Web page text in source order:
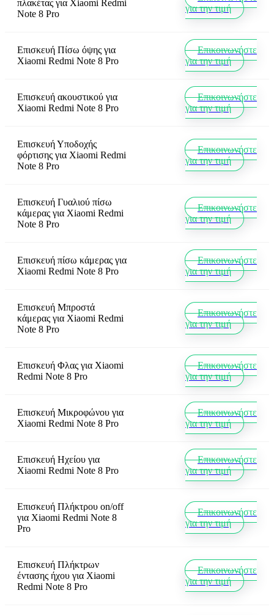
πλακέτας για Xiaomi Redmi
Note 8 Pro
για την τιμή
Επισκευή Πίσω όψης για
Xiaomi Redmi Note 8 Pro
Επικοινωνήστε
για την τιμή
Επισκευή ακουστικού για
Xiaomi Redmi Note 8 Pro
Επικοινωνήστε
για την τιμή
Επισκευή Υποδοχής
φόρτισης για Xiaomi Redmi
Note 8 Pro
Επικοινωνήστε
για την τιμή
Επισκευή Γυαλιού πίσω
κάμερας για Xiaomi Redmi
Note 8 Pro
Επικοινωνήστε
για την τιμή
Επισκευή πίσω κάμερας για
Xiaomi Redmi Note 8 Pro
Επικοινωνήστε
για την τιμή
Επισκευή Μπροστά
κάμερας για Xiaomi Redmi
Note 8 Pro
Επικοινωνήστε
για την τιμή
Επισκευή Φλας για Xiaomi
Redmi Note 8 Pro
Επικοινωνήστε
για την τιμή
Επισκευή Μικροφώνου για
Xiaomi Redmi Note 8 Pro
Επικοινωνήστε
για την τιμή
Επισκευή Ηχείου για
Xiaomi Redmi Note 8 Pro
Επικοινωνήστε
για την τιμή
Επισκευή Πλήκτρου on/off
για Xiaomi Redmi Note 8
Pro
Επικοινωνήστε
για την τιμή
Επισκευή Πλήκτρων
έντασης ήχου για Xiaomi
Redmi Note 8 Pro
Επικοινωνήστε
για την τιμή